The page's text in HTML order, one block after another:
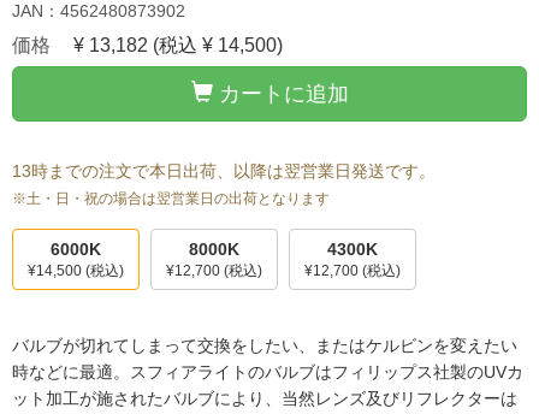
JAN：4562480873902
価格 ¥ 13,182 (税込 ¥ 14,500)
カートに追加
13時までの注文で本日出荷、以降は翌営業日発送です。
※土・日・祝の場合は翌営業日の出荷となります
6000K
¥14,500 (税込)
8000K
¥12,700 (税込)
4300K
¥12,700 (税込)
バルブが切れてしまって交換をしたい、またはケルビンを変えたい
時などに最適。スフィアライトのバルブはフィリップス社製のUVカ
ット加工が施されたバルブにより、当然レンズ及びリフレクターは